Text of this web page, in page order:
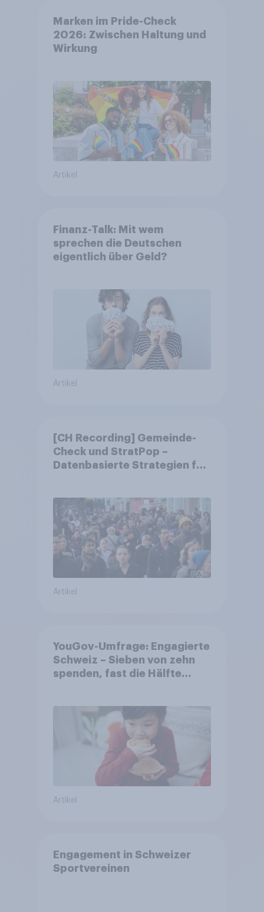
Marken im Pride-Check
2026: Zwischen Haltung und
Wirkung
Artikel
Finanz-Talk: Mit wem
sprechen die Deutschen
eigentlich über Geld?
Artikel
[CH Recording] Gemeinde-
Check und StratPop –
Datenbasierte Strategien für
Artikel
YouGov-Umfrage: Engagierte
Schweiz – Sieben von zehn
spenden, fast die Hälfte
Artikel
Engagement in Schweizer
Sportvereinen